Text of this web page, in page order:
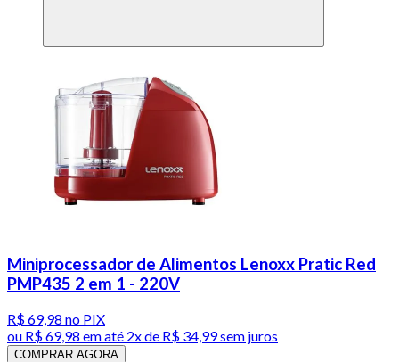
Miniprocessador de Alimentos Lenoxx Pratic Red
PMP435 2 em 1 - 220V
R$ 69,98 no PIX
ou R$ 69,98 em até 2x de R$ 34,99 sem juros
COMPRAR AGORA